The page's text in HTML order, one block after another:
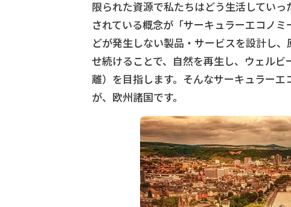
限られた資源で私たちはどう生活してい
されている概念が「サーキュラーエコノ
どが発生しない製品・サービスを設計し
せ続けることで、自然を再生し、ウェル
離）を目指します。そんなサーキュラー
が、欧州諸国です。